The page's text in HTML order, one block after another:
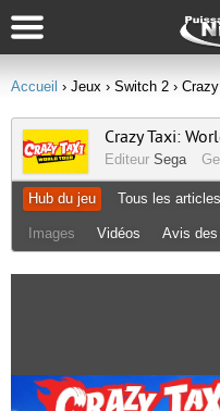
Accueil › Jeux › Switch 2 ›
Crazy Taxi:
Editeur Sega
Hub du jeu Tous les articles
Images Vidéos Avis